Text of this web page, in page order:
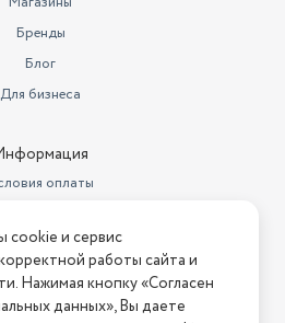
Бренды
Блог
Для бизнеса
оплаты
возврата
на сайте? Напишите нам
"АстМаркет". У нас есть всё!
cookie и сервис
работы сайта и
Нажимая кнопку «Согласен
данных», Вы даете